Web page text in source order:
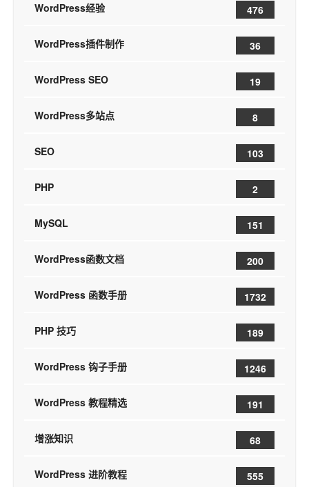
WordPress经验 476
WordPress插件制作 36
WordPress SEO 19
WordPress多站点 8
SEO 103
PHP 2
MySQL 151
WordPress函数文档 200
WordPress 函数手册 1732
PHP 技巧 189
WordPress 钩子手册 1246
WordPress 教程精选 191
增涨知识 68
WordPress 进阶教程 555